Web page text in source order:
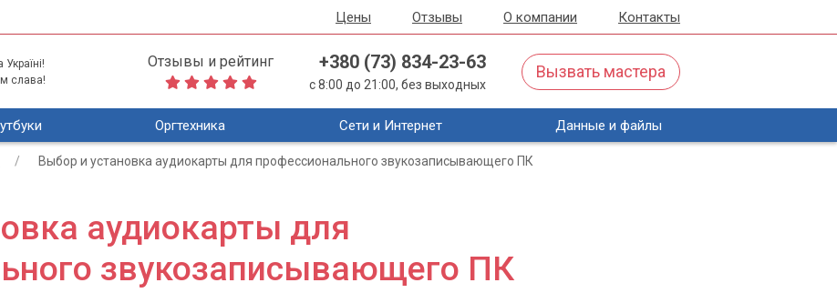
Цены Отзывы О компании Контакты
слава!
Отзывы и рейтинг +380 (73) 834-23-63
с 8:00 до 21:00, без выходных
Вызвать мастера
Оргтехника Сети и Интернет Данные и файлы
Выбор и установка аудиокарты для профессионального звукозаписывающего ПК
аудиокарты для
звукозаписывающего ПК